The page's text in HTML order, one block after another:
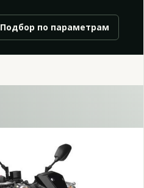
Подбор по параметрам